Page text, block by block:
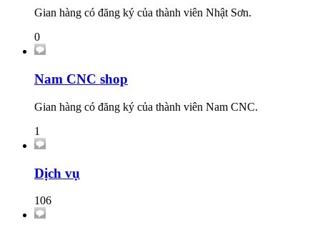
Gian hàng có đăng ký của thành viên Nhật Sơn.
0
Nam CNC shop
Gian hàng có đăng ký của thành viên Nam CNC.
1
Dịch vụ
106